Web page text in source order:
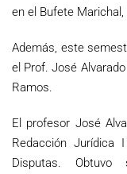
en el Bufete Marichal,
Además, este
el Prof. José
Ramos.
El profesor José
Redacción Jurídica
Disputas.